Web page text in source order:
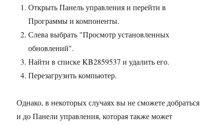
Открыть Панель управления и перейти в
Программы и компоненты.
Слева выбрать "Просмотр установленных
обновлений".
Найти в списке KB2859537 и удалить его.
Перезагрузить компьютер.
Однако, в некоторых случаях вы не сможете добраться
и до Панели управления, которая также может